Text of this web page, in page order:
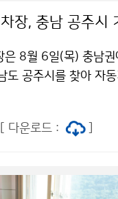
은 8월 6일(목) 충남
도 공주시를 찾아 자동
[ 다운로드 :